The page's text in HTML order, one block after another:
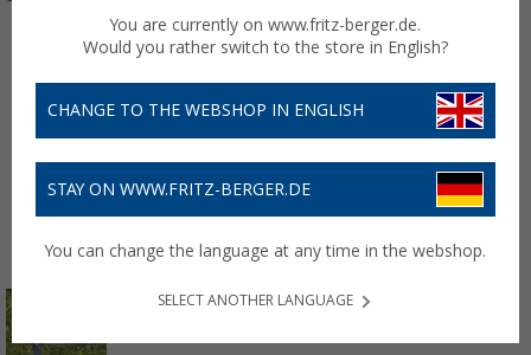
You are currently on www.fritz-berger.de.
Would you rather switch to the store in English?
CHANGE TO THE WEBSHOP IN ENGLISH
STAY ON WWW.FRITZ-BERGER.DE
You can change the language at any time in the webshop.
SELECT ANOTHER LANGUAGE